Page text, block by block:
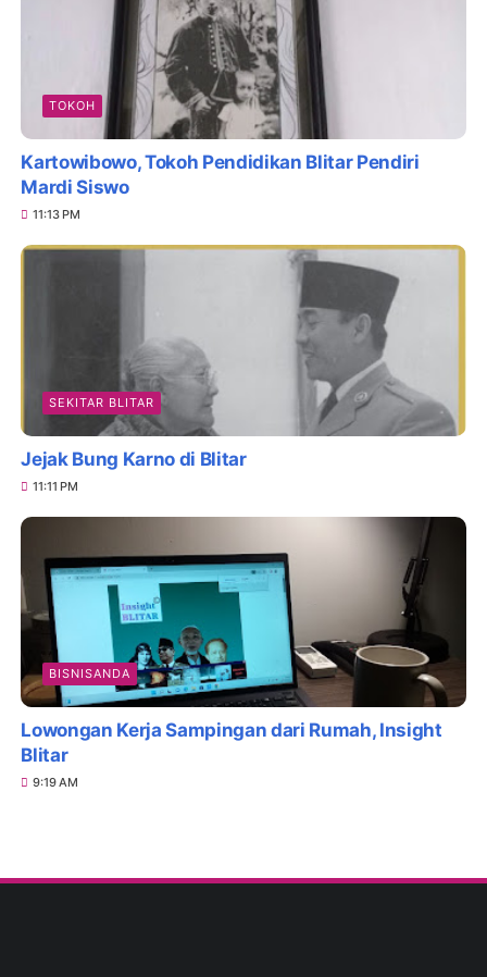
TOKOH
Kartowibowo, Tokoh Pendidikan Blitar Pendiri
Mardi Siswo
11:13 PM
SEKITAR BLITAR
Jejak Bung Karno di Blitar
11:11 PM
BISNISANDA
Lowongan Kerja Sampingan dari Rumah, Insight
Blitar
9:19 AM